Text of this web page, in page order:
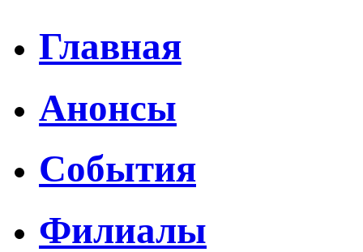
Главная
Анонсы
События
Филиалы